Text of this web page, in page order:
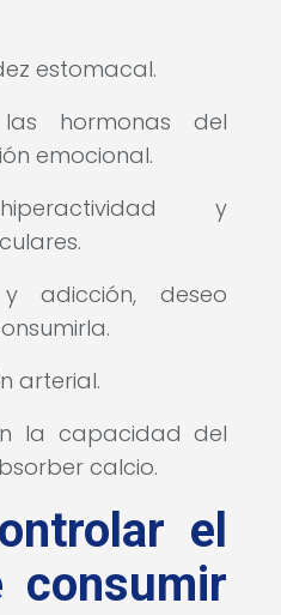
estomacal.
hormonas del
emocional.
y
y adicción, deseo
arterial.
la capacidad del
calcio.
el
consumir